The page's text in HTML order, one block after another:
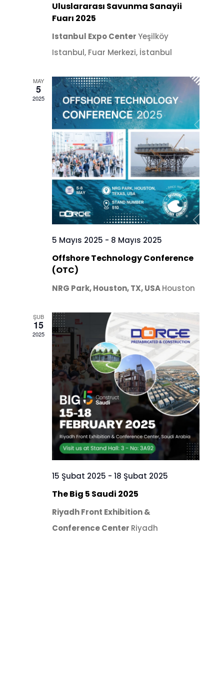
Uluslararası Savunma Sanayii
Fuarı 2025
Istanbul Expo CenterYeşilköy
Istanbul, Fuar Merkezi, İstanbul
MAY
5
2025
5 Mayıs 2025 - 8 Mayıs 2025
Offshore Technology Conference
(OTC)
NRG Park, Houston, TX, USAHouston
ŞUB
15
2025
15 Şubat 2025 - 18 Şubat 2025
The Big 5 Saudi 2025
Riyadh Front Exhibition &
Conference Center Riyadh